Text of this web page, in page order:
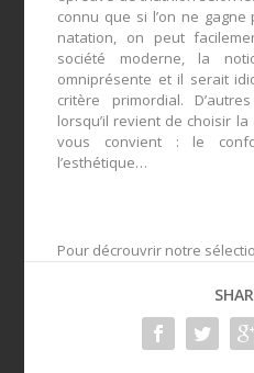
connu que si l’on ne
natation, on peut
société moderne, la
omniprésente et il serait
critère primordial.
lorsqu’il revient de choisir
vous convient : le
l’esthétique…
Pour décrouvrir notre